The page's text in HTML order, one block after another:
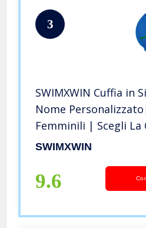
3
SWIMXWIN Cuffia in
Nome
Femminili | Scegli La
con Il Tuo Nome |
Nome: Sofia
SWIMXWIN
9.6